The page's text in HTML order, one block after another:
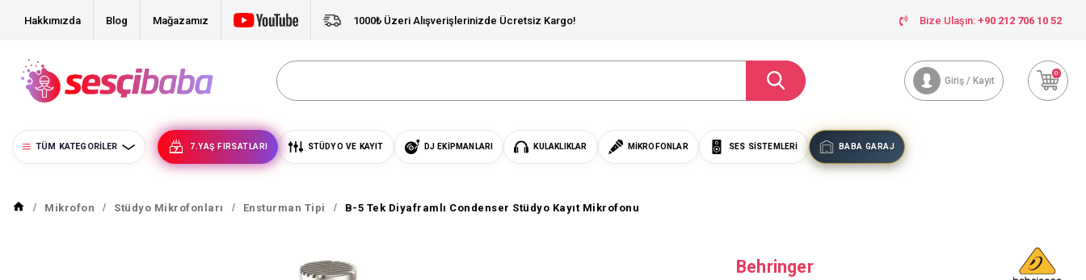
Hakkımızda Blog Mağazamız 1000₺ Üzeri Alışverişlerinizde Ücretsiz Kargo! Bize Ulaşın: +90 212 706 10 52
Giriş / Kayıt
0
TÜM KATEGORILER 7.YAŞ FIRSATLARI STÜDYO VE KAYIT DJ EKIPMANLARI KULAKLIKLAR MIKROFONLAR SES SISTEMLERI BABA GARAJ
Mikrofon Stüdyo Mikrofonları Ensturman Tipi B-5 Tek Diyaframlı Condenser Stüdyo Kayıt Mikrofonu
Behringer